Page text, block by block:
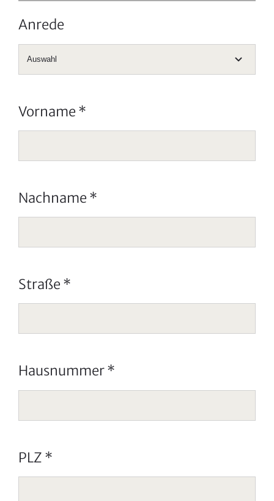
Anrede
Vorname *
Nachname *
Straße *
Hausnummer*
PLZ *